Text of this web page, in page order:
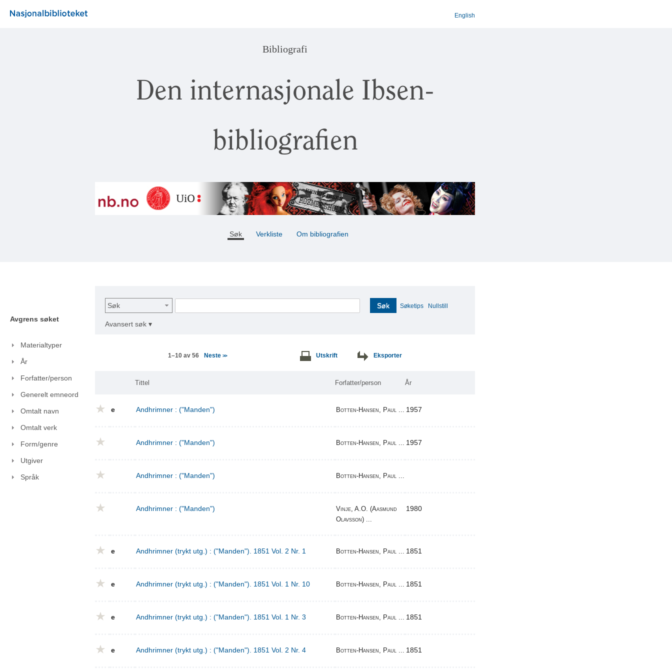
English
Bibliografi
Den internasjonale Ibsen-
bibliografien
Søk Verkliste Om bibliografien
Avgrens søket
Materialtyper
År
Forfatter/person
Generelt emneord
Omtalt navn
Omtalt verk
Form/genre
Utgiver
Språk
Søk Søk Søketips Nullstill
Avansert søk ▾
1–10 av 56 Neste>> Utskrift Eksporter
Tittel Forfatter/person År
e Andhrimner : ("Manden") Botten-Hansen, Paul ... 1957
Andhrimner : ("Manden") Botten-Hansen, Paul ... 1957
Andhrimner : ("Manden") Botten-Hansen, Paul ...
Andhrimner : ("Manden")
Vinje, A.O. (Aasmund
Olavsson) ...
1980
e Andhrimner (trykt utg.) : ("Manden"). 1851 Vol. 2 Nr. 1 Botten-Hansen, Paul ... 1851
e Andhrimner (trykt utg.) : ("Manden"). 1851 Vol. 1 Nr. 10 Botten-Hansen, Paul ... 1851
e Andhrimner (trykt utg.) : ("Manden"). 1851 Vol. 1 Nr. 3 Botten-Hansen, Paul ... 1851
e Andhrimner (trykt utg.) : ("Manden"). 1851 Vol. 2 Nr. 4 Botten-Hansen, Paul ... 1851